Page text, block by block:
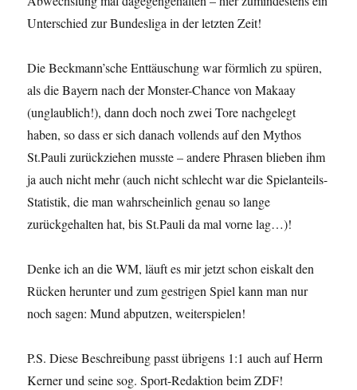
Unterschied zur Bundesliga in der letzten Zeit!
Die Beckmann’sche Enttäuschung war förmlich zu spüren,
als die Bayern nach der Monster-Chance von Makaay
(unglaublich!), dann doch noch zwei Tore nachgelegt
haben, so dass er sich danach vollends auf den Mythos
St.Pauli zurückziehen musste – andere Phrasen blieben ihm
ja auch nicht mehr (auch nicht schlecht war die Spielanteils-
Statistik, die man wahrscheinlich genau so lange
zurückgehalten hat, bis St.Pauli da mal vorne lag…)!
Denke ich an die WM, läuft es mir jetzt schon eiskalt den
Rücken herunter und zum gestrigen Spiel kann man nur
noch sagen: Mund abputzen, weiterspielen!
P.S. Diese Beschreibung passt übrigens 1:1 auch auf Herrn
Kerner und seine sog. Sport-Redaktion beim ZDF!